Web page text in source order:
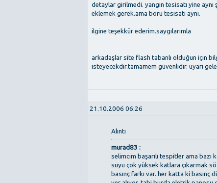
detaylar girilmedi. yangın tesisatı yine
eklemek gerek.ama boru tesisatı aynı.
ilgine teşekkür ederim.saygılarımla
arkadaşlar site flash tabanlı olduğun için
isteyecekdir.tamamem güvenlidir. uyarı
21.10.2006 06:26
Alıntı
murad83 :
selimcim başarılı tespitler ama
suyu çok yüksek katlara çıkarmak
basınç farkı var. her katta ki basınç